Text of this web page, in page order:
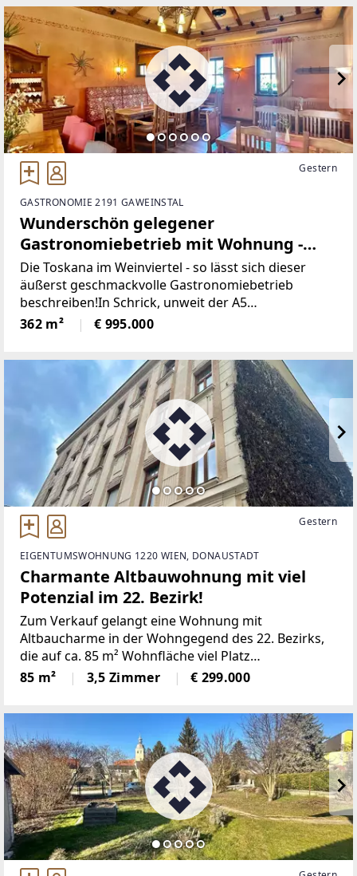
Gestern
GASTRONOMIE 2191 GAWEINSTAL
Wunderschön gelegener
Gastronomiebetrieb mit Wohnung -
nutzen Sie die Chance zur
Selbständigkeit!
Die Toskana im Weinviertel - so lässt sich dieser
äußerst geschmackvolle Gastronomiebetrieb
beschreiben!In Schrick, unweit der A5
Nordautobahn, liegt dieser herrliche Betrieb, der im
Jahr 2000 neu errichtet wurde. Im Obergeschoß des
362 m² € 995.000
Gestern
EIGENTUMSWOHNUNG 1220 WIEN, DONAUSTADT
Charmante Altbauwohnung mit viel
Potenzial im 22. Bezirk!
Zum Verkauf gelangt eine Wohnung mit
Altbaucharme in der Wohngegend des 22. Bezirks,
die auf ca. 85 m² Wohnfläche viel Platz
bietet.Raumaufteilung:- geräumiger Vorraum- Bad
mit Wanne und Waschmaschinenanschluss-
85 m² 3,5 Zimmer € 299.000